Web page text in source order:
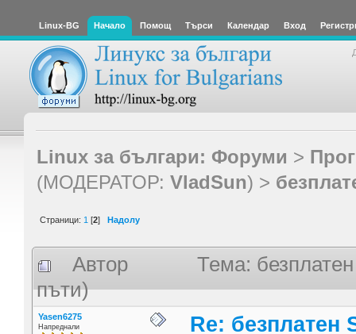
Linux-BG Начало Помощ Търси Календар Вход
Linux за българи: Форуми >
(МОДЕРАТОР: VladSun) >
Страници: 1 [2] Надолу
Автор
Тема:
пъти)
Yasen6275
Напреднали Re: безплатен